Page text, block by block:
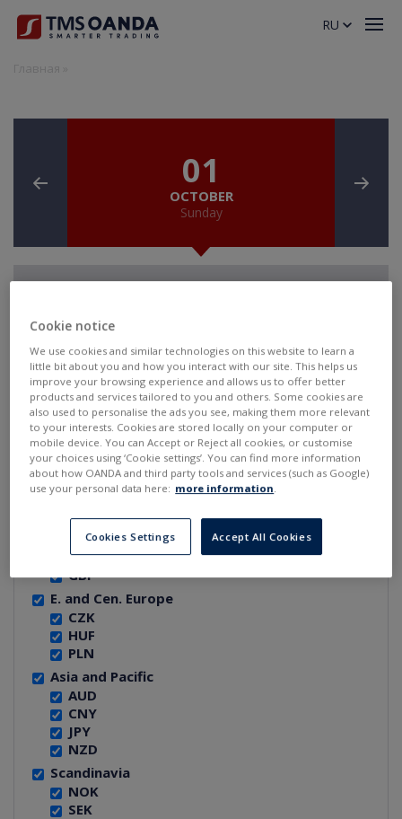
01
OCTOBER
Sunday
PRIORITY:
Highest
Medium
Low
REGION:
North America
CAD
USD
W. Europe
CHF
EUR
GBP
E. and Cen. Europe
CZK
HUF
PLN
Asia and Pacific
AUD
CNY
JPY
NZD
Scandinavia
NOK
SEK
RU
Cookie notice
We use cookies and similar technologies on this website to learn a
little bit about you and how you interact with our site. This helps us
improve your browsing experience and allows us to offer better
products and services tailored to you and others. Some cookies are
also used to personalise the ads you see, making them more relevant
to your interests. Cookies are stored locally on your computer or
mobile device. You can Accept or Reject all cookies, or customise
your choices using ‘Cookie settings’. You can find more information
about how OANDA and third party tools and services (such as Google)
use your personal data here: more information.
Cookies Settings Accept All Cookies